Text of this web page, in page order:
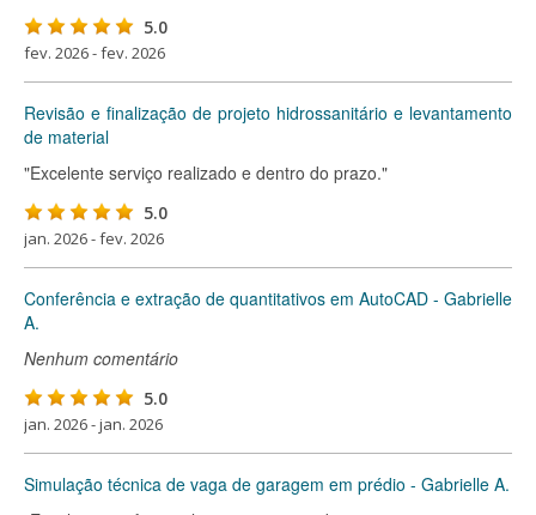
5.0
fev. 2026 - fev. 2026
Revisão e finalização de projeto hidrossanitário e levantamento
de material
"Excelente serviço realizado e dentro do prazo."
5.0
jan. 2026 - fev. 2026
Conferência e extração de quantitativos em AutoCAD - Gabrielle
A.
Nenhum comentário
5.0
jan. 2026 - jan. 2026
Simulação técnica de vaga de garagem em prédio - Gabrielle A.